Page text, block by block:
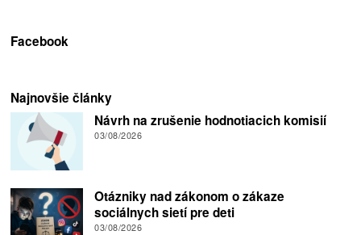
Facebook
Najnovšie články
Návrh na zrušenie hodnotiacich komisií
03/08/2026
Otázniky nad zákonom o zákaze
sociálnych sietí pre deti
03/08/2026